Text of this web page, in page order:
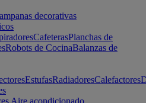
decorativas
CafeterasPlanchas de
Robots de CocinaBalanzas de
EstufasRadiadoresCalefactores
Aire acondicionado